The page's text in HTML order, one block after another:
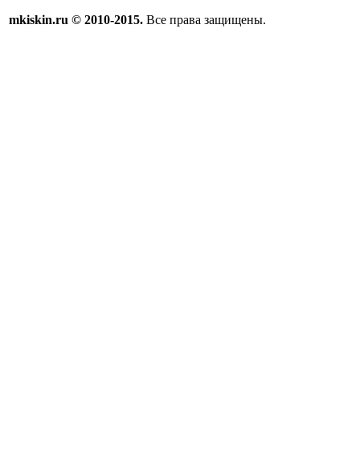
mkiskin.ru © 2010-2015. Все права защищены.